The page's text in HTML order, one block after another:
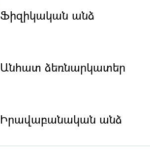
Ֆիզիկական անձ
Անհատ ձեռնարկատեր
Իրավաբանական անձ